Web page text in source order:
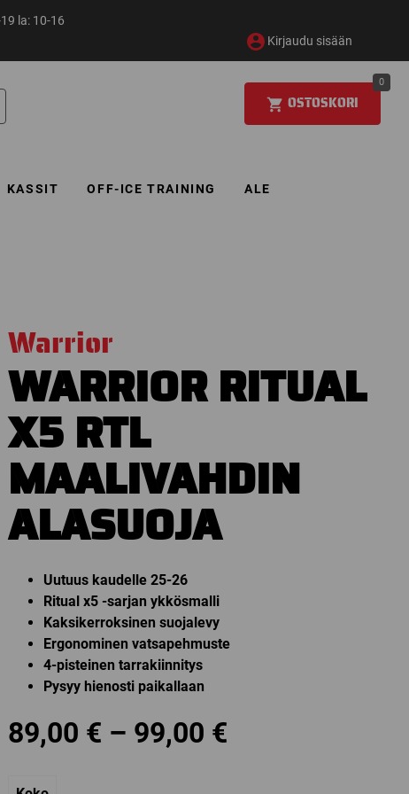
la: 10-16
Kirjaudu sisään
OSTOSKORI
0
KASSIT OFF-ICE TRAINING ALE
Warrior
WARRIOR RITUAL
X5 RTL
MAALIVAHDIN
ALASUOJA
Uutuus kaudelle 25-26
Ritual x5 -sarjan ykkösmalli
Kaksikerroksinen suojalevy
Ergonominen vatsapehmuste
4-pisteinen tarrakiinnitys
Pysyy hienosti paikallaan
89,00 € – 99,00 €